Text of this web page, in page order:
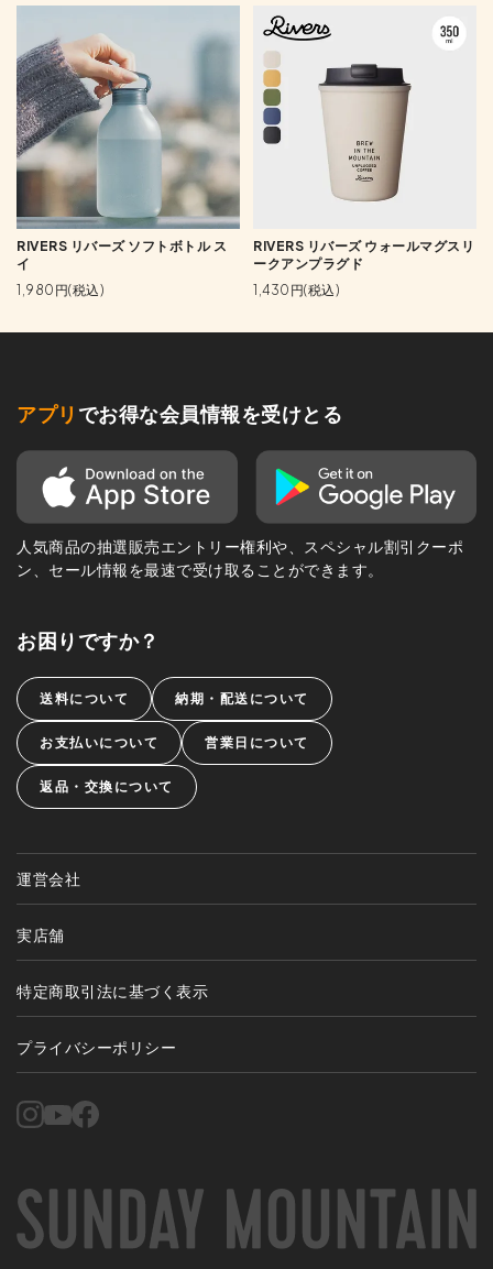
RIVERS リバーズ ソフトボトル ス
イ
1,980円(税込)
RIVERS リバーズ ウォールマグスリ
ークアンプラグド
1,430円(税込)
アプリ でお得な会員情報を受けとる
人気商品の抽選販売エントリー権利や、スペシャル割引クーポ
ン、セール情報を最速で受け取ることができます。
お困りですか？
送料について 納期・配送について
お支払いについて 営業日について
返品・交換について
運営会社
実店舗
特定商取引法に基づく表示
プライバシーポリシー